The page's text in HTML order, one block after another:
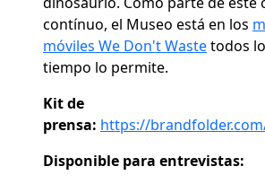
contínuo, el Museo está en los
móviles We Don't Wastetodos
tiempo lo permite.
Kit de
prensa: https://
Disponible para entrevistas: